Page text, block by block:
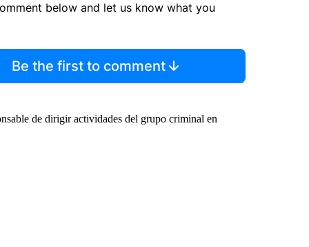
below and let us know what you
Be the first to comment
de dirigir actividades del grupo criminal en